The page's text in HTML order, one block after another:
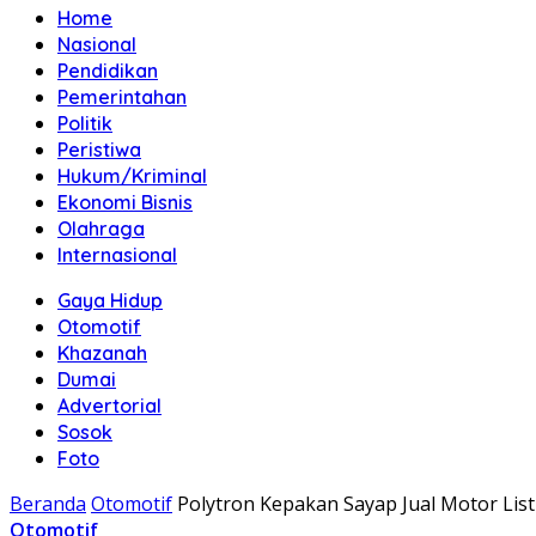
Home
Nasional
Pendidikan
Pemerintahan
Politik
Peristiwa
Hukum/Kriminal
Ekonomi Bisnis
Olahraga
Internasional
Gaya Hidup
Otomotif
Khazanah
Dumai
Advertorial
Sosok
Foto
Beranda Otomotif Polytron Kepakan Sayap Jual Motor
Otomotif